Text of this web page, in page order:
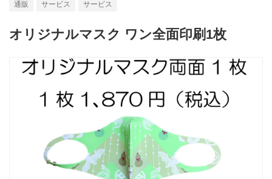
通販 サービス サービス
オリジナルマスク ワン全面印刷1枚